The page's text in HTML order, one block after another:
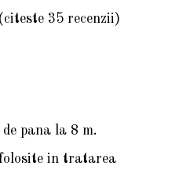
(citeste 35 recenzii)
pana la 8 m.
in tratarea